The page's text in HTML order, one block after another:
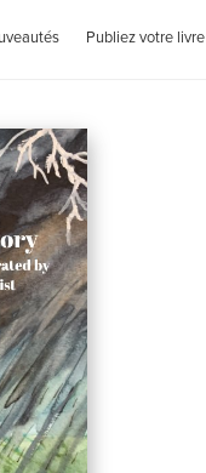
Publiez votre livre